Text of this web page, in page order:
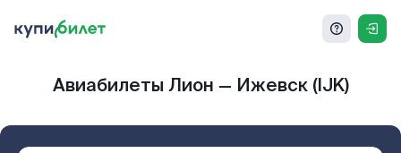
Авиабилеты Лион — Ижевск (IJK)